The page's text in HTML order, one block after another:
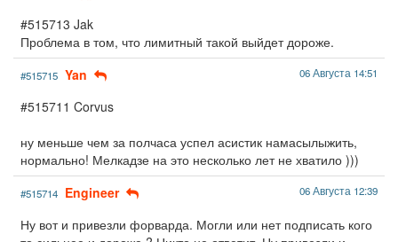
#515713 Jak
Проблема в том, что лимитный такой выйдет дороже.
#515715 Yan 06 Августа 14:51
#515711 Corvus
ну меньше чем за полчаса успел асистик намасылыжить,
нормально! Мелкадзе на это несколько лет не хватило )))
#515714 Engineer 06 Августа 12:39
Ну вот и привезли форварда. Могли или нет подписать кого